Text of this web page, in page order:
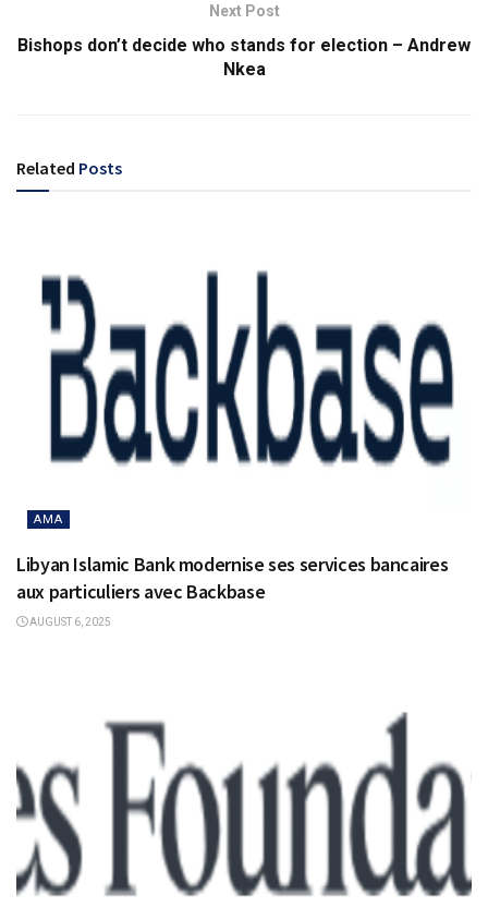
Next Post
Bishops don’t decide who stands for election – Andrew
Nkea
Related Posts
AMA
Libyan Islamic Bank modernise ses services bancaires
aux particuliers avec Backbase
AUGUST 6, 2025